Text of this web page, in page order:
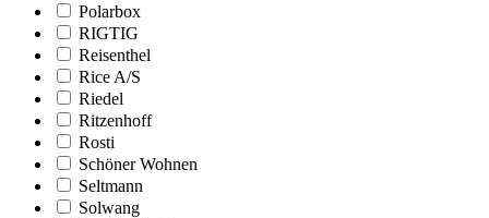
Polarbox
RIGTIG
Reisenthel
Rice A/S
Riedel
Ritzenhoff
Rosti
Schöner Wohnen
Seltmann
Solwang